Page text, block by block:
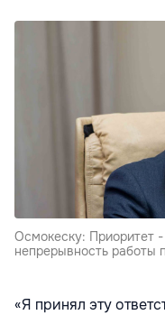
Осмокеску: Приоритет -
непрерывность работы
«Я принял эту